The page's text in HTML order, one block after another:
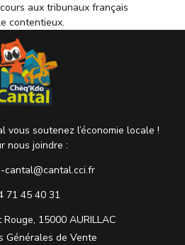
aux tribunaux français
contentieux.
vous soutenez l’économie locale !
nous joindre :
cantal@cantal.cci.fr
71 45 40 31
15000 AURILLAC
Générales de Vente